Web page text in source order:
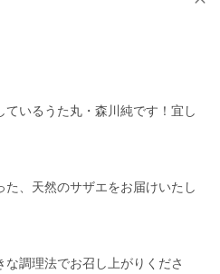
いるうた丸・森川純です！宜し
、天然のサザエをお届けいたし
調理法でお召し上がりくださ